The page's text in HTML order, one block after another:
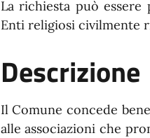
La richiesta può
Enti religiosi civilmente
Descrizione
Il Comune concede
alle associazioni che